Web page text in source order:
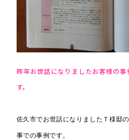
昨年お世話になりましたお客様の
す。
佐久市でお世話になりましたＴ様邸
事での事例です。